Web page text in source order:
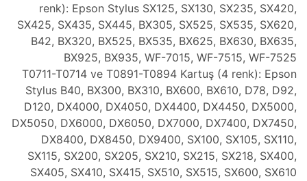
renk): Epson Stylus SX125, SX130, SX235, SX420,
SX425, SX435, SX445, BX305, SX525, SX535, SX620,
B42, BX320, BX525, BX535, BX625, BX630, BX635,
BX925, BX935, WF-7015, WF-7515, WF-7525
T0711-T0714 ve T0891-T0894 Kartuş (4 renk): Epson
Stylus B40, BX300, BX310, BX600, BX610, D78, D92,
D120, DX4000, DX4050, DX4400, DX4450, DX5000,
DX5050, DX6000, DX6050, DX7000, DX7400, DX7450,
DX8400, DX8450, DX9400, SX100, SX105, SX110,
SX115, SX200, SX205, SX210, SX215, SX218, SX400,
SX405, SX410, SX415, SX510, SX515, SX600, SX610